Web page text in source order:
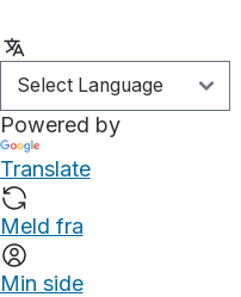
Powered by
Translate
Meld fra
Min side